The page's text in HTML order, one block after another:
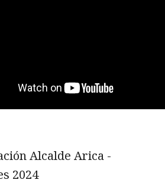
Alcalde Arica -
2024